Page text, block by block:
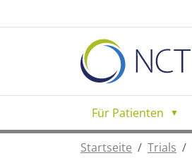
Für Patienten
Startseite
Trials